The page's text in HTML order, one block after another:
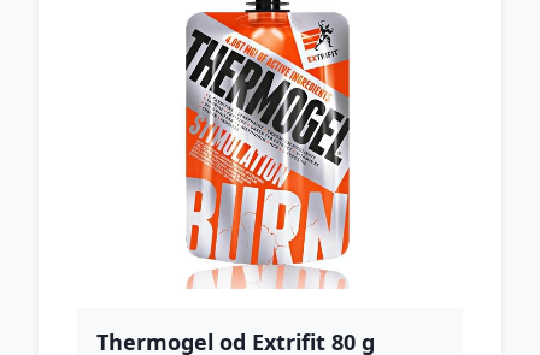
Thermogel od Extrifit 80 g